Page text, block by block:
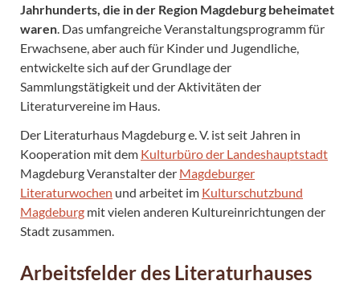
Jahrhunderts, die in der Region Magdeburg beheimatet
waren . Das umfangreiche Veranstaltungsprogramm für
Erwachsene, aber auch für Kinder und Jugendliche,
entwickelte sich auf der Grundlage der
Sammlungstätigkeit und der Aktivitäten der
Literaturvereine im Haus.
Der Literaturhaus Magdeburg e. V. ist seit Jahren in
Kooperation mit dem Kulturbüro der Landeshauptstadt
Magdeburg Veranstalter der Magdeburger
Literaturwochen und arbeitet im Kulturschutzbund
Magdeburg mit vielen anderen Kultureinrichtungen der
Stadt zusammen.
Arbeitsfelder des Literaturhauses